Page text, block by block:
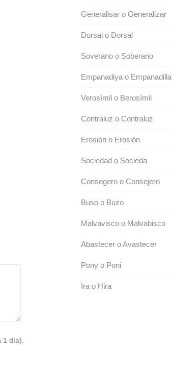
día).
Generalisar o Generalizar
Dorsal o Dorsal
Soverano o Soberano
Empanadiya o Empanadilla
Verosímil o Berosímil
Contraluz o Contraluz
Erosión o Erosión
Sociedad o Socieda
Consegero o Consejero
Buso o Buzo
Malvavisco o Malvabisco
Abastecer o Avastecer
Pony o Poni
Ira o Hira